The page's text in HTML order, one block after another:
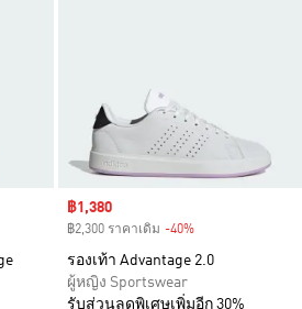
Sale price
฿1,380
฿2,300 ราคาเดิม -40%
รองเท้า Advantage 2.0
ผู้หญิง Sportswear
รับส่วนลดพิเศษเพิ่มอีก 30%